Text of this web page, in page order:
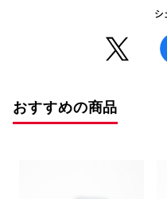
※商品画像は、お使いのパソコ
メーカー・機種・画面設定等に
※デザインなどの仕様が予告な
また、払込期限（ご注文日から3
自動的にキャンセルとなります
シ
おすすめの商品